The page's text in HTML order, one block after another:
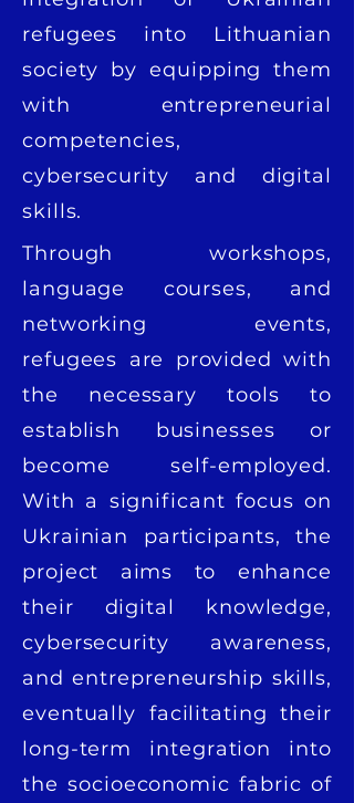
refugees into Lithuanian
society by equipping them
with entrepreneurial
competencies,
cybersecurity and digital
skills.
Through workshops,
language courses, and
networking events,
refugees are provided with
the necessary tools to
establish businesses or
become self-employed.
With a significant focus on
Ukrainian participants, the
project aims to enhance
their digital knowledge,
cybersecurity awareness,
and entrepreneurship skills,
eventually facilitating their
long-term integration into
the socioeconomic fabric of